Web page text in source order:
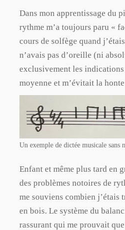
Dans mon apprentissage du
rythme m’a toujours paru «
cours de solfège quand
n’avais pas d’oreille (ni
exclusivement les
moyenne et m’évitait la
Un exemple de dictée musicale sans
Enfant et même plus tard en
des problèmes notoires de
me souviens combien
en bois. Le système du
rassurant qui me prouvait